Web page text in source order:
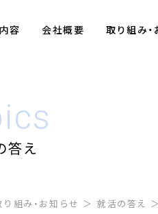
容 会社概要 取り組み
答え
り組み・お知らせ 就活の答え